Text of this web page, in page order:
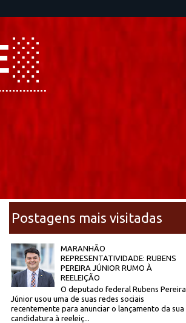
Postagens mais visitadas
MARANHÃO
REPRESENTATIVIDADE: RUBENS
PEREIRA JÚNIOR RUMO À
REELEIÇÃO
O deputado federal Rubens Pereira
Júnior usou uma de suas redes sociais
recentemente para anunciar o lançamento da sua
candidatura à reeleiç...